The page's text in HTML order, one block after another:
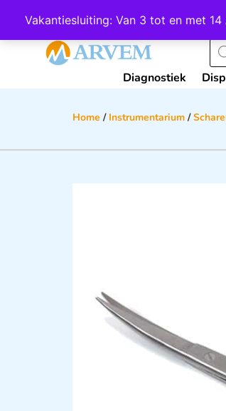
Vakantiesluiting: Van 3 tot en met
Wij scoren een 4,8
Diagnostiek
Home / Instrumentarium /